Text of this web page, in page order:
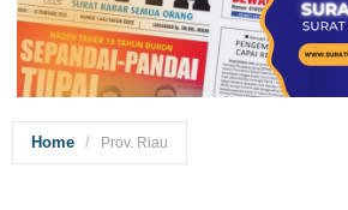
Home Prov. Riau